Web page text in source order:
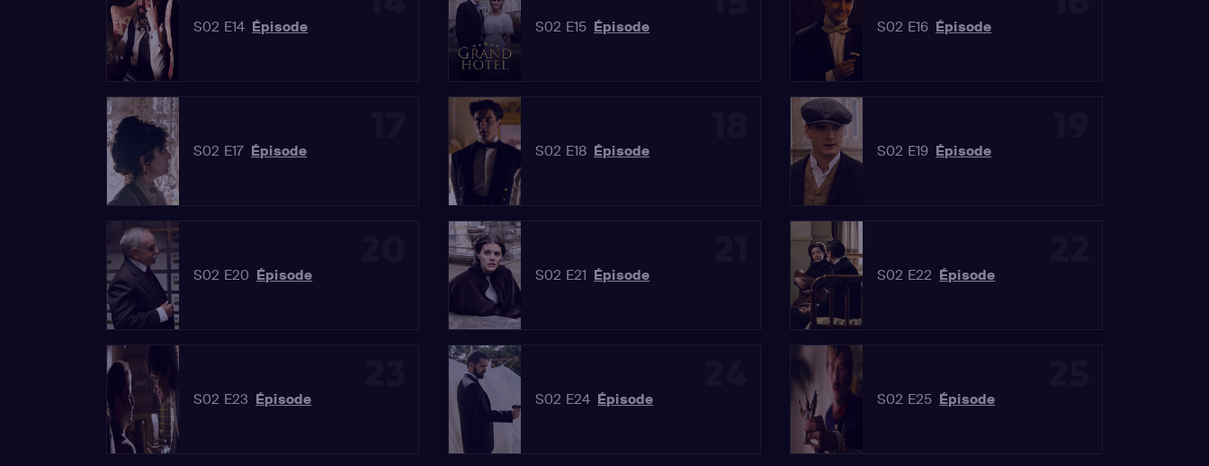
S02 E14 Épisode S02 E15 Épisode S02 E16 Épisode
S02 E17 Épisode S02 E18 Épisode S02 E19 Épisode
S02 E20 Épisode S02 E21 Épisode S02 E22 Épisode
S02 E23 Épisode S02 E24 Épisode S02 E25 Épisode